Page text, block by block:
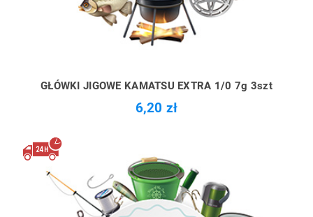
GŁÓWKI JIGOWE KAMATSU EXTRA 1/0 7g 3szt
6,20 zł